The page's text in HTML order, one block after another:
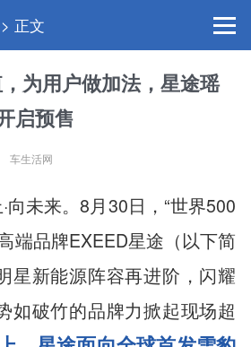
正文
为用户做加法，星途瑶
启预售
车生活网
向未来。8月30日，“世界500
端品牌EXEED星途（以下简
星新能源阵容再进阶，闪耀
如破竹的品牌力掀起现场超